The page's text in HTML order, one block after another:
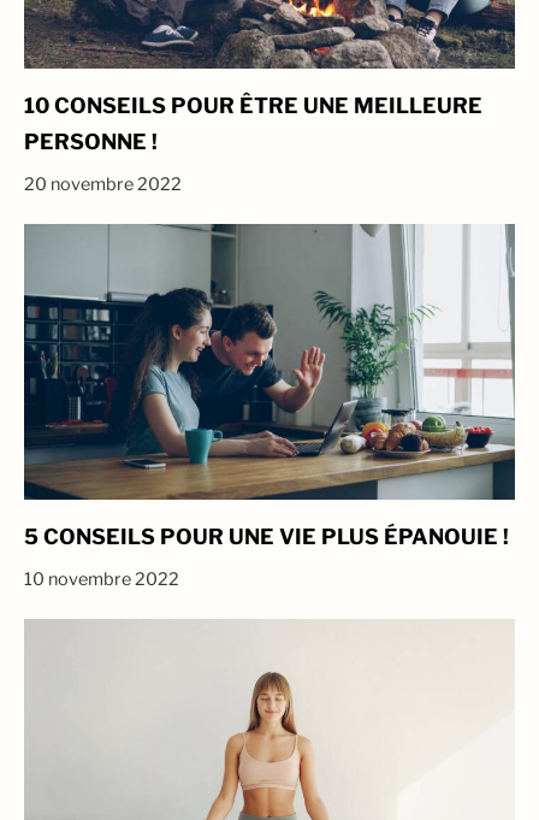
10 CONSEILS POUR ÊTRE UNE MEILLEURE
PERSONNE !
20 novembre 2022
5 CONSEILS POUR UNE VIE PLUS ÉPANOUIE !
10 novembre 2022